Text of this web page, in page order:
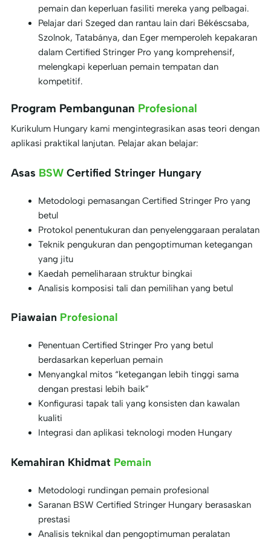
pemain dan keperluan fasiliti mereka yang pelbagai.
Pelajar dari Szeged dan rantau lain dari Békéscsaba,
Szolnok, Tatabánya, dan Eger memperoleh kepakaran
dalam Certified Stringer Pro yang komprehensif,
melengkapi keperluan pemain tempatan dan
kompetitif.
Program Pembangunan Profesional
Kurikulum Hungary kami mengintegrasikan asas teori dengan
aplikasi praktikal lanjutan. Pelajar akan belajar:
Asas BSW Certified Stringer Hungary
Metodologi pemasangan Certified Stringer Pro yang
betul
Protokol penentukuran dan penyelenggaraan peralatan
Teknik pengukuran dan pengoptimuman ketegangan
yang jitu
Kaedah pemeliharaan struktur bingkai
Analisis komposisi tali dan pemilihan yang betul
Piawaian Profesional
Penentuan Certified Stringer Pro yang betul
berdasarkan keperluan pemain
Menyangkal mitos “ketegangan lebih tinggi sama
dengan prestasi lebih baik”
Konfigurasi tapak tali yang konsisten dan kawalan
kualiti
Integrasi dan aplikasi teknologi moden Hungary
Kemahiran Khidmat Pemain
Metodologi rundingan pemain profesional
Saranan BSW Certified Stringer Hungary berasaskan
prestasi
Analisis teknikal dan pengoptimuman peralatan